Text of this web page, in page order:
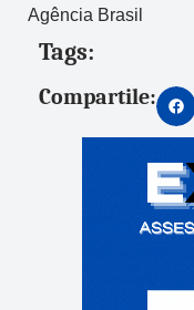
Agência Brasil
Tags:
Compartile: